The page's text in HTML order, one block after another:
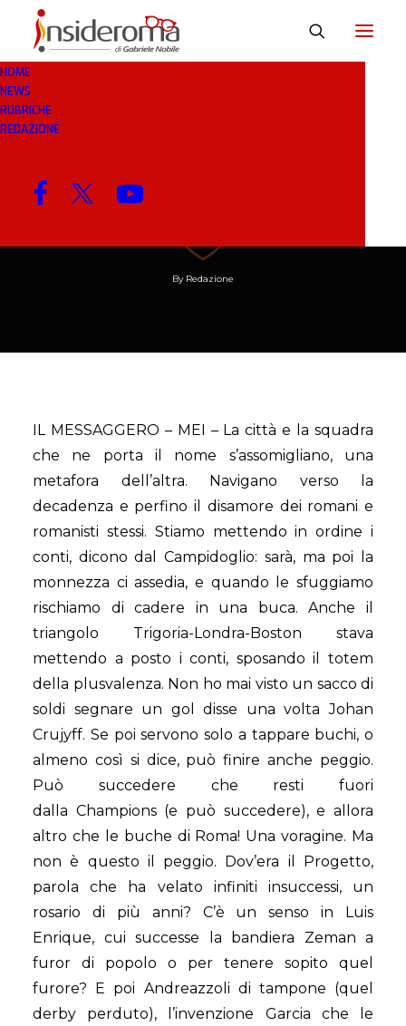
HOME
NEWS
RUBRICHE
REDAZIONE8 MAG 2019
Roma, il progetto è
By Redazione
IL MESSAGGERO – MEI – La città e la squadra
che ne porta il nome s’assomigliano, una
metafora dell’altra. Navigano verso la
decadenza e perfino il disamore dei romani e
romanisti stessi. Stiamo mettendo in ordine i
conti, dicono dal Campidoglio: sarà, ma poi la
monnezza ci assedia, e quando le sfuggiamo
rischiamo di cadere in una buca. Anche il
triangolo Trigoria-Londra-Boston stava
mettendo a posto i conti, sposando il totem
della plusvalenza. Non ho mai visto un sacco di
soldi segnare un gol disse una volta Johan
Crujyff. Se poi servono solo a tappare buchi, o
almeno così si dice, può finire anche peggio.
Può succedere che resti fuori
dalla Champions (e può succedere), e allora
altro che le buche di Roma! Una voragine. Ma
non è questo il peggio. Dov’era il Progetto,
parola che ha velato infiniti insuccessi, un
rosario di più anni? C’è un senso in Luis
Enrique, cui successe la bandiera Zeman a
furor di popolo o per tenere sopito quel
furore? E poi Andreazzoli di tampone (quel
derby perduto), l’invenzione Garcia che le